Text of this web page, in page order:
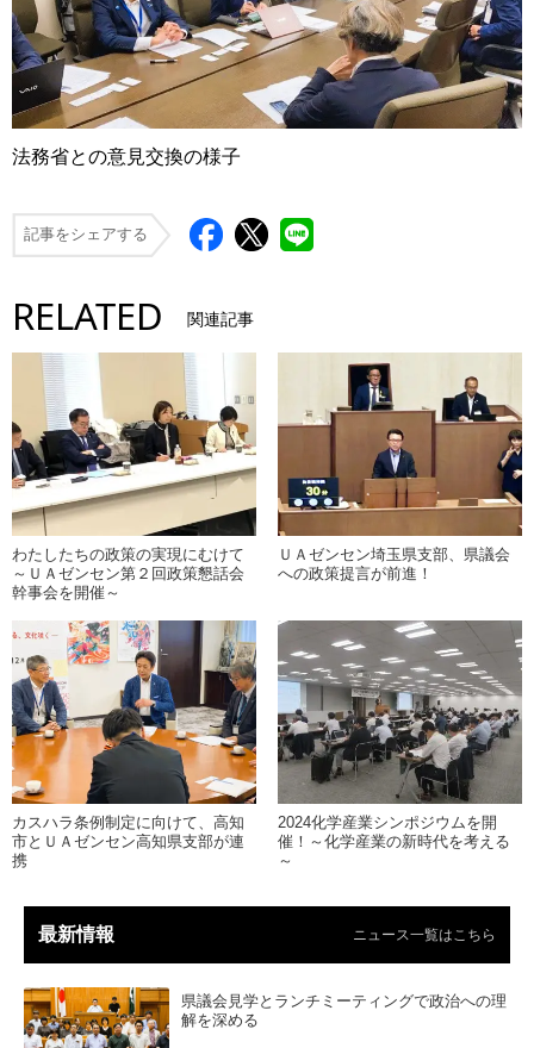
法務省との意見交換の様子
記事をシェアする
RELATED 関連記事
わたしたちの政策の実現にむけて
～ＵＡゼンセン第２回政策懇話会
幹事会を開催～
ＵＡゼンセン埼玉県支部、県議会
への政策提言が前進！
カスハラ条例制定に向けて、高知
市とＵＡゼンセン高知県支部が連
携
2024化学産業シンポジウムを開
催！～化学産業の新時代を考える
～
最新情報 ニュース一覧はこちら
県議会見学とランチミーティングで政治への理
解を深める